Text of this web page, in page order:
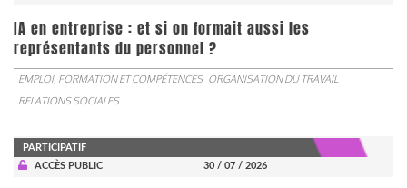
IA en entreprise : et si on formait aussi les
représentants du personnel ?
EMPLOI, FORMATION ET COMPÉTENCES ORGANISATION DU TRAVAIL
RELATIONS SOCIALES
PARTICIPATIF
ACCÈS PUBLIC
30 / 07 / 2026